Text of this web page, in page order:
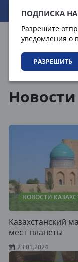
ПОДПИСКА
Разрешите
уведомления о
РАЗРЕШИТЬ
07.08.2026
НОВОСТИ
Казахстанский
мест планеты
23.01.2024